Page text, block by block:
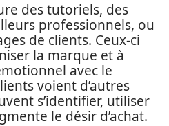
des tutoriels, des
professionnels, ou
de clients. Ceux-ci
la marque et à
avec le
voient d’autres
s’identifier, utiliser
le désir d’achat.